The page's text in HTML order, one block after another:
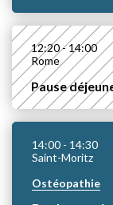
12:20- 14:00
Rome
Pause
14:00 - 14:30
Saint-Moritz
Ostéopathie